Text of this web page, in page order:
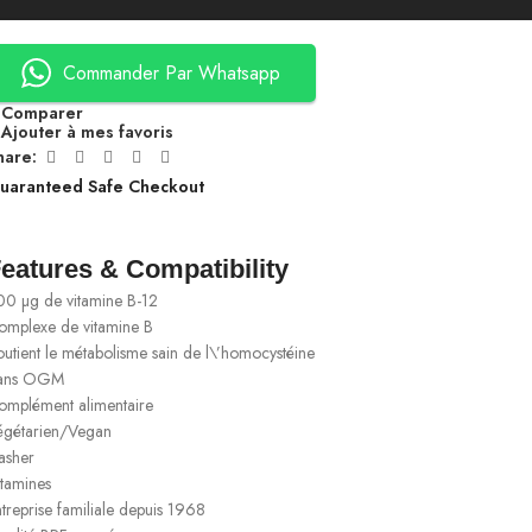
Commander Par Whatsapp
Comparer
Ajouter à mes favoris
Safe Checkout
& Compatibility
µg de vitamine B-12
de vitamine B
le métabolisme sain de l\’homocystéine
OGM
alimentaire
Vegan
familiale depuis 1968